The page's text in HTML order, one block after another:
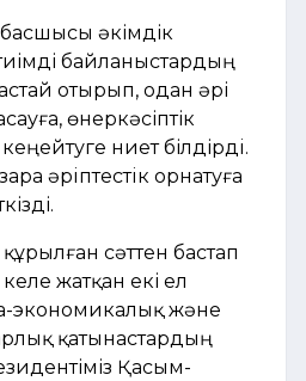
әкімдік
байланыстардың
отырып, одан әрі
өнеркәсіптік
ниет білдірдi.
әрiптестiк орнатуға
сәттен бастап
жатқан екі ел
экономикалық және
қатынастардың
Қасым-